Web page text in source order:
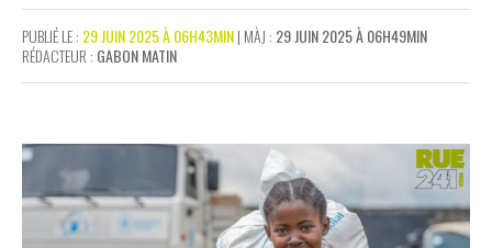
PUBLIÉ LE : 29 JUIN 2025 À 06H43MIN| MÀJ : 29 JUIN 2025 À 06H49MIN
RÉDACTEUR : GABON MATIN